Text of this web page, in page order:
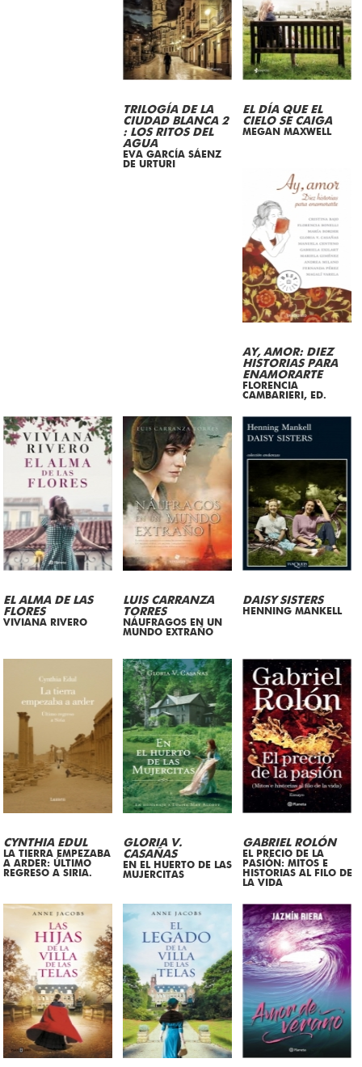
TRILOGÍA DE LA
CIUDAD BLANCA 2
: LOS RITOS DEL
AGUA
EVA GARCÍA SÁENZ
DE URTURI
EL DÍA QUE EL
CIELO SE CAIGA
MEGAN MAXWELL
AY, AMOR: DIEZ
HISTORIAS PARA
ENAMORARTE
FLORENCIA
CAMBARIERI, ED.
EL ALMA DE LAS
FLORES
VIVIANA RIVERO
LUIS CARRANZA
TORRES
NÁUFRAGOS EN UN
MUNDO EXTRAÑO
DAISY SISTERS
HENNING MANKELL
CYNTHIA EDUL
LA TIERRA EMPEZABA
A ARDER: ÚLTIMO
REGRESO A SIRIA.
GLORIA V.
CASAÑAS
EN EL HUERTO DE LAS
MUJERCITAS
GABRIEL ROLÓN
EL PRECIO DE LA
PASIÓN: MITOS E
HISTORIAS AL FILO DE
LA VIDA